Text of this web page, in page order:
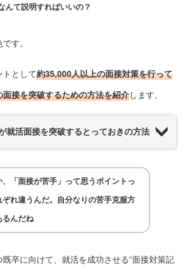
んて説明すればいいの？
す。
トとして約35,000人以上の面接対策を行って
接を突破するための方法を紹介します。
就活面接を突破するとっておきの方法
、「面接が苦手」って思うポイントっ
ぞれ違うんだ。自分なりの苦手克服方
るんだね
卒に向けて、就活を成功させる“面接対策記